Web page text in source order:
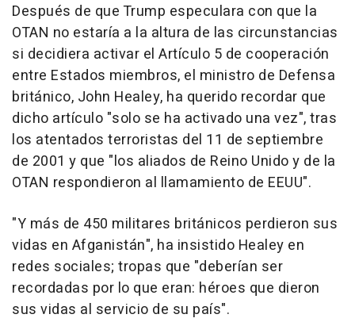
Después de que Trump especulara con que la
OTAN no estaría a la altura de las circunstancias
si decidiera activar el Artículo 5 de cooperación
entre Estados miembros, el ministro de Defensa
británico, John Healey, ha querido recordar que
dicho artículo "solo se ha activado una vez", tras
los atentados terroristas del 11 de septiembre
de 2001 y que "los aliados de Reino Unido y de la
OTAN respondieron al llamamiento de EEUU".
"Y más de 450 militares británicos perdieron sus
vidas en Afganistán", ha insistido Healey en
redes sociales; tropas que "deberían ser
recordadas por lo que eran: héroes que dieron
sus vidas al servicio de su país".